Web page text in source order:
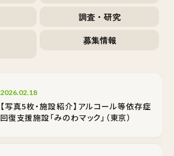
調査・研究
募集情報
2026.02.18
【写真5枚・施設紹介】アルコール等依存症
回復支援施設「みのわマック」（東京）